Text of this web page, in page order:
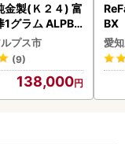
金製(Ｋ２４) 富
1グラム ALPBK
プス市
(9)
138,000
BX
ー
ファ
愛